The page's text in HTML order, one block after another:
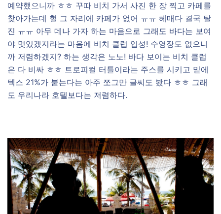
예약했으니까 ㅎㅎ 꾸따 비치 가서 사진 한 장 찍고 카페를
찾아가는데 헐 그 자리에 카페가 없어 ㅠㅠ 헤매다 결국 탈
진 ㅠㅠ 아무 데나 가자 하는 마음으로 그래도 바다는 보여
야 멋있겠지라는 마음에 비치 클럽 입성! 수영장도 없으니
까 저렴하겠지? 하는 생각은 노노! 바다 보이는 비치 클럽
은 다 비싸 ㅎㅎ 트로피컬 터틀이라는 주스를 시키고 밑에
텍스 21%가 붙는다는 아주 쪼그만 글씨도 봤다 ㅎㅎ 그래
도 우리나라 호텔보다는 저렴하다.